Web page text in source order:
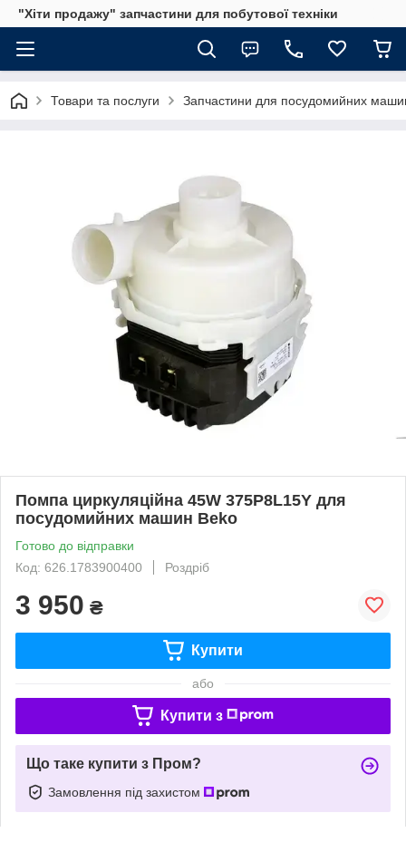
"Хіти продажу" запчастини для побутової техніки
Товари та послуги Запчастини для посудомийних
Помпа циркуляційна 45W 375P8L15Y для
посудомийних машин Beko
Готово до відправки
Код: 626.1783900400
Роздріб
3 950 ₴
Купити
або
Купити з
Що таке купити з Пром?
Замовлення під захистом